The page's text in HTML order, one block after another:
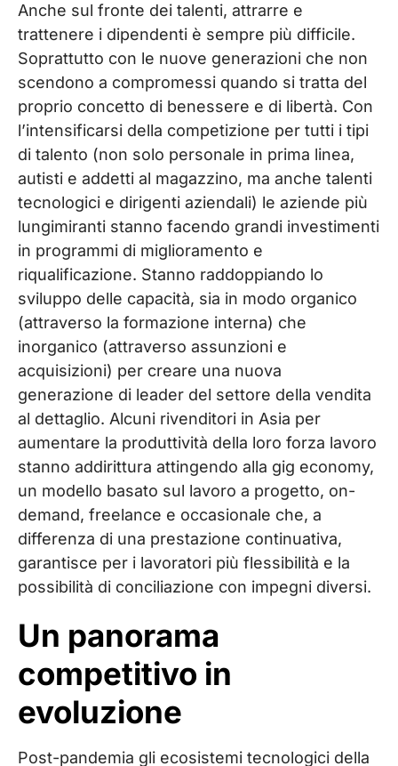
Anche sul fronte dei talenti, attrarre e
trattenere i dipendenti è sempre più difficile.
Soprattutto con le nuove generazioni che non
scendono a compromessi quando si tratta del
proprio concetto di benessere e di libertà. Con
l’intensificarsi della competizione per tutti i tipi
di talento (non solo personale in prima linea,
autisti e addetti al magazzino, ma anche talenti
tecnologici e dirigenti aziendali) le aziende più
lungimiranti stanno facendo grandi investimenti
in programmi di miglioramento e
riqualificazione. Stanno raddoppiando lo
sviluppo delle capacità, sia in modo organico
(attraverso la formazione interna) che
inorganico (attraverso assunzioni e
acquisizioni) per creare una nuova
generazione di leader del settore della vendita
al dettaglio. Alcuni rivenditori in Asia per
aumentare la produttività della loro forza lavoro
stanno addirittura attingendo alla gig economy,
un modello basato sul lavoro a progetto, on-
demand, freelance e occasionale che, a
differenza di una prestazione continuativa,
garantisce per i lavoratori più flessibilità e la
possibilità di conciliazione con impegni diversi.
Un panorama
competitivo in
evoluzione
Post-pandemia gli ecosistemi tecnologici della